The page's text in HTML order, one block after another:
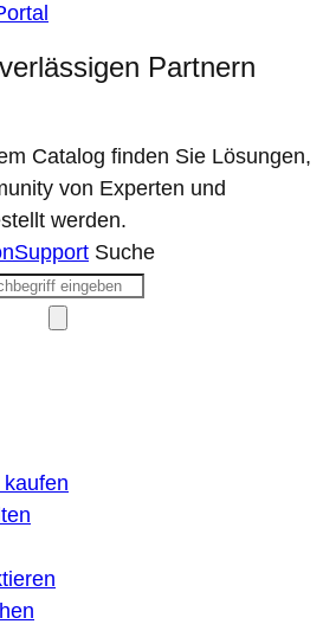
Partnern
Catalog finden Sie Lösungen,
von Experten und
werden.
Support Suche